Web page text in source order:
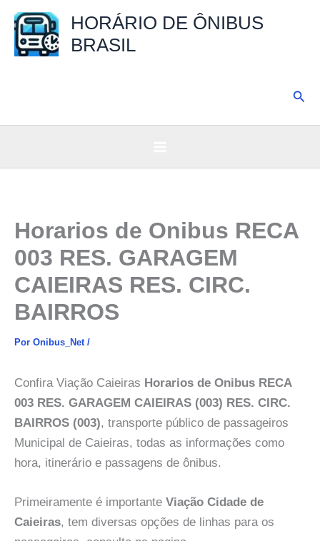
para
HORÁRIO DE ÔNIBUS
BRASIL
Horarios de Onibus RECA
003 RES. GARAGEM
CAIEIRAS RES. CIRC.
BAIRROS
Por Onibus_Net /
Confira Viação Caieiras Horarios de Onibus RECA
003 RES. GARAGEM CAIEIRAS (003) RES. CIRC.
BAIRROS (003), transporte público de passageiros
Municipal de Caieiras, todas as informações como
hora, itinerário e passagens de ônibus.
Primeiramente é importante Viação Cidade de
Caieiras, tem diversas opções de linhas para os